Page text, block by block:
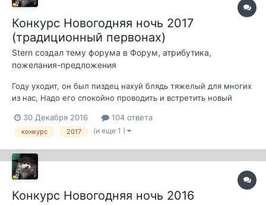
Конкурс Новогодняя ночь 2017
(традиционный первонах)
Stern создал тему форума в Форум, атрибутика,
пожелания-предложения
Году уходит, он был пиздец нахуй блядь тяжелый для многих
из нас, Надо его спокойно проводить и встретить новый
охуенные не понятно точно пока какие призы в
традиционном конкурсе, который проходит в ночь с 31
30 Декабря 2016 104 ответа
конкурс 2017 (и еще 1 )
Конкурс Новогодняя ночь 2016